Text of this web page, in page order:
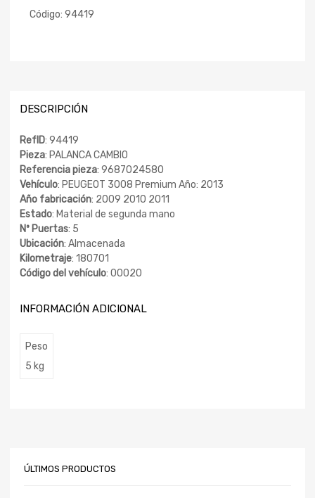
Código: 94419
DESCRIPCIÓN
RefID: 94419
Pieza: PALANCA CAMBIO
Referencia pieza: 9687024580
Vehículo: PEUGEOT 3008 Premium Año: 2013
Año fabricación: 2009 2010 2011
Estado: Material de segunda mano
Nº Puertas: 5
Ubicación: Almacenada
Kilometraje: 180701
Código del vehículo: 00020
INFORMACIÓN ADICIONAL
Peso
5 kg
ÚLTIMOS PRODUCTOS